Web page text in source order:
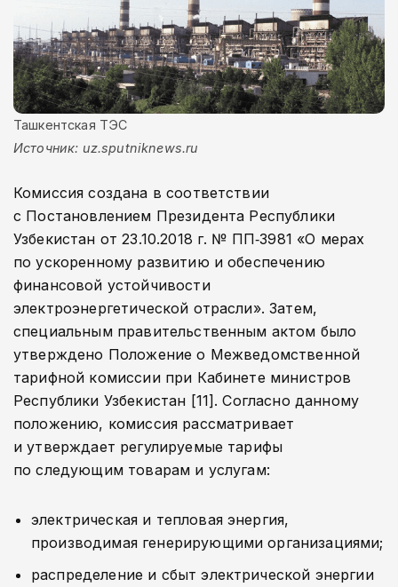
Ташкентская ТЭС
Источник: uz.sputniknews.ru
Комиссия создана в соответствии
с Постановлением Президента Республики
Узбекистан от 23.10.2018 г. № ПП‑3981 «О мерах
по ускоренному развитию и обеспечению
финансовой устойчивости
электроэнергетической отрасли». Затем,
специальным правительственным актом было
утверждено Положение о Межведомственной
тарифной комиссии при Кабинете министров
Республики Узбекистан [11]. Согласно данному
положению, комиссия рассматривает
и утверждает регулируемые тарифы
по следующим товарам и услугам:
электрическая и тепловая энергия,
производимая генерирующими организациями;
распределение и сбыт электрической энергии